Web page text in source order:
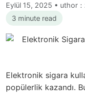
Eylül 15, 2025 • uthor
3 minute read
Elektronik sigara
popülerlik kazandı.